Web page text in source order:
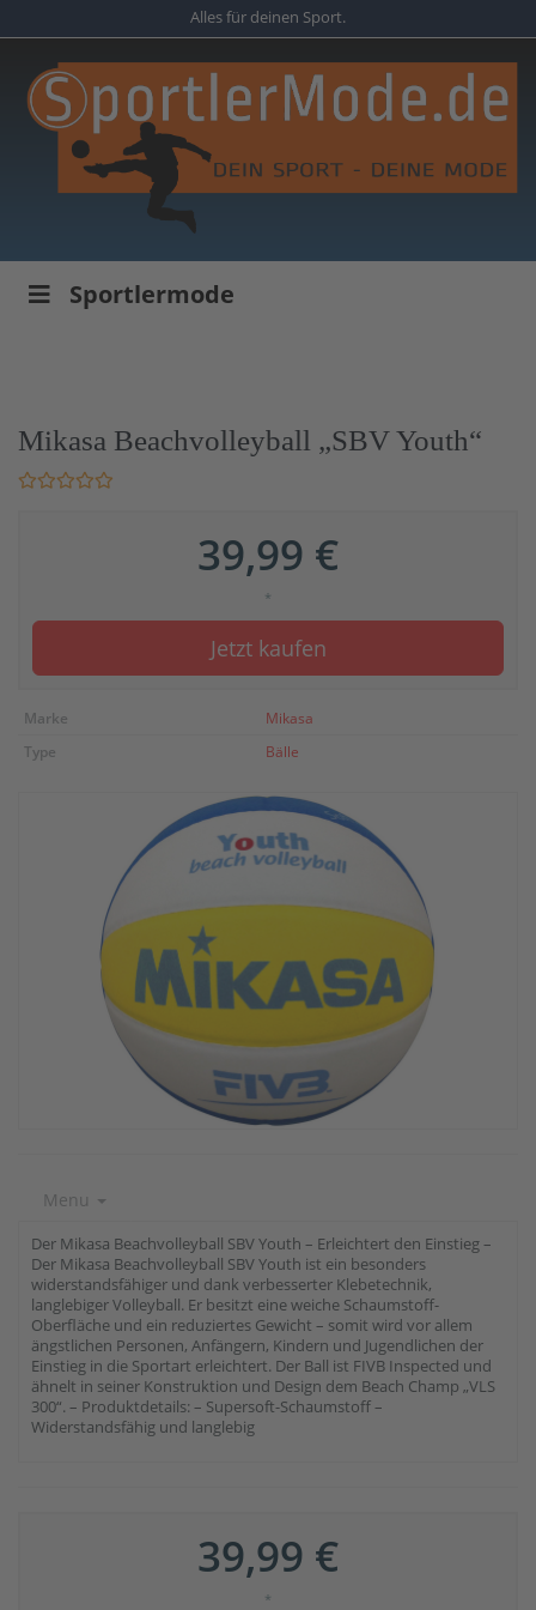
to
content
Alles für deinen Sport.
Sportlermode
Mikasa Beachvolleyball „SBV Youth“
39,99 €
*
Jetzt kaufen
Marke
Mikasa
Type
Bälle
Menu
Der Mikasa Beachvolleyball SBV Youth – Erleichtert den Einstieg –
Der Mikasa Beachvolleyball SBV Youth ist ein besonders
widerstandsfähiger und dank verbesserter Klebetechnik,
langlebiger Volleyball. Er besitzt eine weiche Schaumstoff-
Oberfläche und ein reduziertes Gewicht – somit wird vor allem
ängstlichen Personen, Anfängern, Kindern und Jugendlichen der
Einstieg in die Sportart erleichtert. Der Ball ist FIVB Inspected und
ähnelt in seiner Konstruktion und Design dem Beach Champ „VLS
300“. – Produktdetails: – Supersoft-Schaumstoff –
Widerstandsfähig und langlebig
39,99 €
*